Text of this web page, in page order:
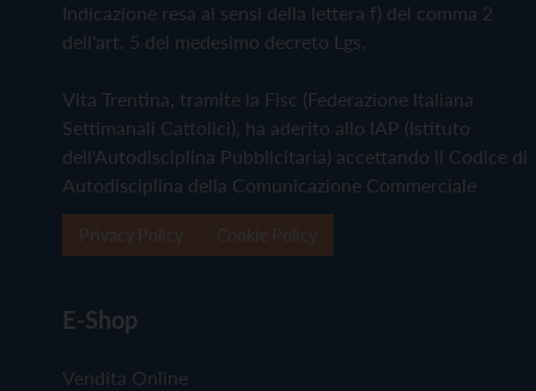
Indicazione resa ai sensi della lettera f) del comma 2
dell'art. 5 del medesimo decreto Lgs.
Vita Trentina, tramite la Fisc (Federazione Italiana
Settimanali Cattolici), ha aderito allo IAP (Istituto
dell'Autodisciplina Pubblicitaria) accettando il Codice di
Autodisciplina della Comunicazione Commerciale
E-Shop
Vendita Online